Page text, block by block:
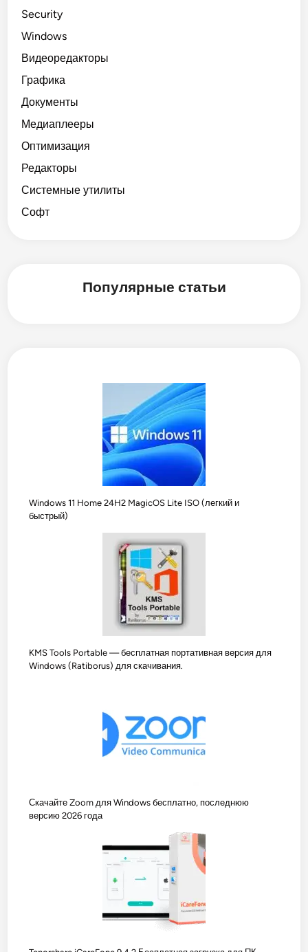
Security
Windows
Видеоредакторы
Графика
Документы
Медиаплееры
Оптимизация
Редакторы
Системные утилиты
Софт
Популярные статьи
Windows 11 Home 24H2 MagicOS Lite ISO (легкий и
быстрый)
KMS Tools Portable — бесплатная портативная версия для
Windows (Ratiborus) для скачивания.
Скачайте Zoom для Windows бесплатно, последнюю
версию 2026 года